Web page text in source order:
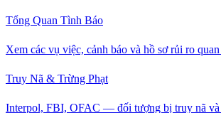
Tổng Quan Tình Báo
Xem các vụ việc, cảnh báo và hồ sơ rủi ro
Truy Nã & Trừng Phạt
Interpol, FBI, OFAC — đối tượng bị truy nã và